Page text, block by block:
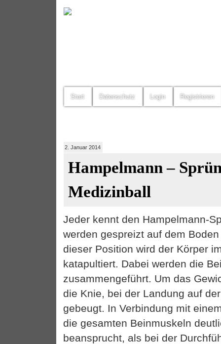
Start Datenschutz Login Registrieren
2. Januar 2014
Hampelmann –
Medizinball
Jeder kennt den Hampelmann-
werden gespreizt auf dem
dieser Position wird der Körper
katapultiert. Dabei werden die
zusammengeführt. Um das
die Knie, bei der Landung auf
gebeugt. In Verbindung mit
die gesamten Beinmuskeln
beansprucht, als bei der